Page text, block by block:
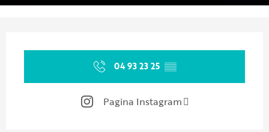
04 93 23 25 ▒▒
Pagina Instagram